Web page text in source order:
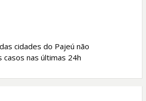
cidades do Pajeú não
nas últimas 24h